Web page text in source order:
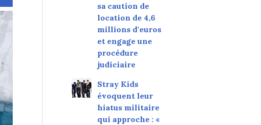
sa caution de
location de 4,6
millions d'euros
et engage une
procédure
judiciaire
Stray Kids
évoquent leur
hiatus militaire
qui approche : «